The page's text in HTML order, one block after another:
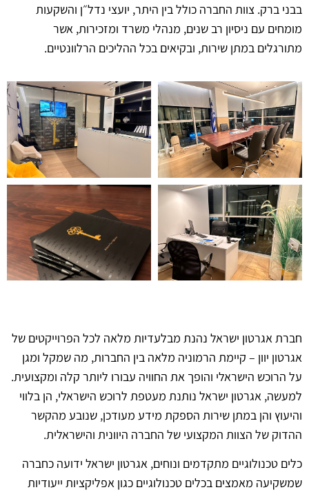
בבני ברק. צוות החברה כולל בין היתר, יועצי נדל״ן והשקעות
מומחים עם ניסיון רב שנים, מנהלי משרד ומזכירות, אשר
מתורגלים במתן שירות, ובקיאים בכל ההליכים הרלוונטיים.
חברת אגרטון ישראל נהנת מבלעדיות מלאה לכל הפרוייקטים של
אגרטון יוון – קיימת הרמוניה מלאה בין החברות, מה שמקל ומגן
על הרוכש הישראלי והופך את החוויה עבורו ליותר קלה ומקצועית.
למעשה, אגרטון ישראל נותנת מעטפת לרוכש הישראלי, הן בלווי
והיעוץ והן במתן שירות הספקת מידע מעודכן, שנובע מהקשר
ההדוק של הצוות המקצועי של החברה היוונית והישראלית.
כלים טכנולוגיים מתקדמים ונוחים, אגרטון ישראל ידועה כחברה
שמשקיעה מאמצים בכלים טכנולוגיים כגון אפליקציות ייעודיות